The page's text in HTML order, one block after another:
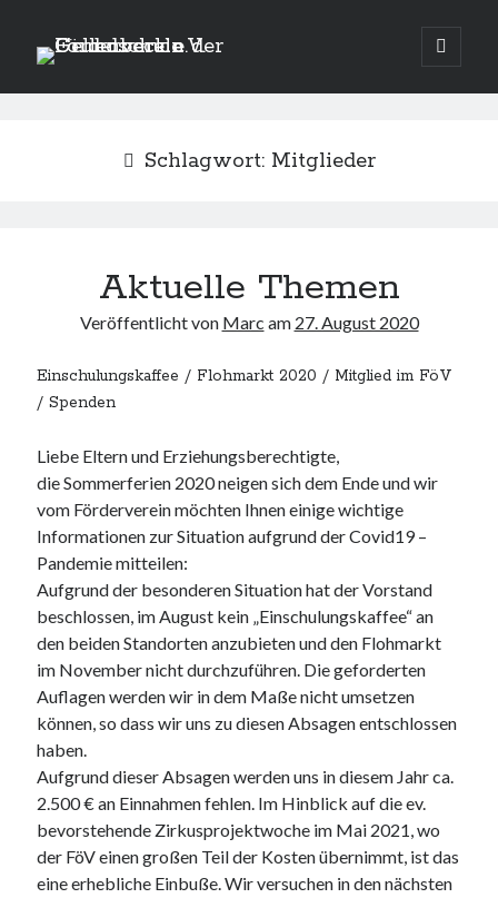
Förderverein
Gellenbeck
open
primary
Sidebar
Aktuelles
Alle Stände für den Winterflohmarkt 2025 ausgebucht
Winterflohmarkt 2025
Mitgliederversammlung 2024
Suche
Suchen
Schlagwort: Mitglieder
Aktuelle Themen
Veröffentlicht von Marc am 27. August 2020
Einschulungskaffee / Flohmarkt 2020 / Mitglied im FöV
/ Spenden
Liebe Eltern und Erziehungsberechtigte,
die Sommerferien 2020 neigen sich dem Ende und wir
vom Förderverein möchten Ihnen einige wichtige
Informationen zur Situation aufgrund der Covid19 –
Pandemie mitteilen:
Aufgrund der besonderen Situation hat der Vorstand
beschlossen, im August kein „Einschulungskaffee“ an
den beiden Standorten anzubieten und den Flohmarkt
im November nicht durchzuführen. Die geforderten
Auflagen werden wir in dem Maße nicht umsetzen
können, so dass wir uns zu diesen Absagen entschlossen
haben.
Aufgrund dieser Absagen werden uns in diesem Jahr ca.
2.500 € an Einnahmen fehlen. Im Hinblick auf die ev.
bevorstehende Zirkusprojektwoche im Mai 2021, wo
der FöV einen großen Teil der Kosten übernimmt, ist das
eine erhebliche Einbuße. Wir versuchen in den nächsten